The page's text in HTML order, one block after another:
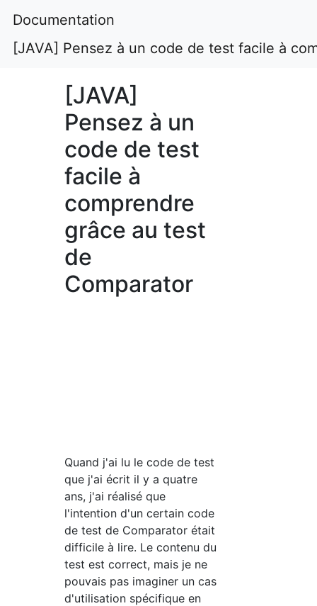
Documentation
[JAVA] Pensez à un code de test facile à
[JAVA]
Pensez à un
code de test
facile à
comprendre
grâce au test
de
Comparator
Quand j'ai lu le code de test
que j'ai écrit il y a quatre
ans, j'ai réalisé que
l'intention d'un certain code
de test de Comparator était
difficile à lire. Le contenu du
test est correct, mais je ne
pouvais pas imaginer un cas
d'utilisation spécifique en